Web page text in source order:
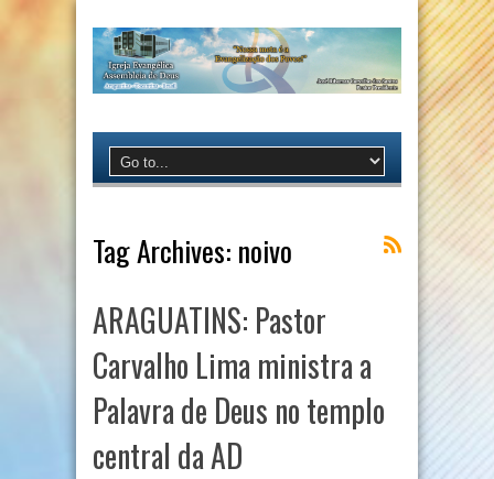
Tag Archives: noivo
ARAGUATINS: Pastor
Carvalho Lima ministra a
Palavra de Deus no templo
central da AD